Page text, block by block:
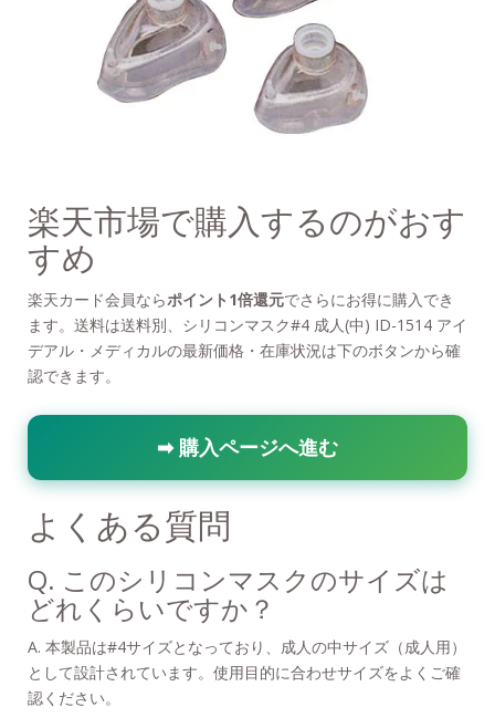
楽天市場で購入するのがおす
すめ
楽天カード会員ならポイント1倍還元でさらにお得に購入でき
ます。送料は送料別、シリコンマスク#4 成人(中) ID-1514 アイ
デアル・メディカルの最新価格・在庫状況は下のボタンから確
認できます。
➡ 購入ページへ進む
よくある質問
Q. このシリコンマスクのサイズは
どれくらいですか？
A. 本製品は#4サイズとなっており、成人の中サイズ（成人用）
として設計されています。使用目的に合わせサイズをよくご確
認ください。